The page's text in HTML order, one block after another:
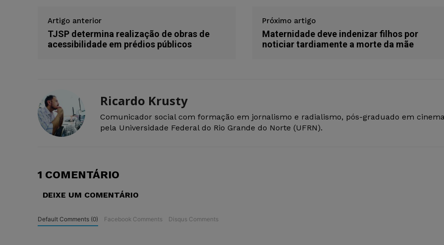
Artigo anterior
TJSP determina realização de obras de
acessibilidade em prédios públicos
Próximo artigo
Maternidade deve indenizar filhos por
noticiar tardiamente a morte da mãe
Ricardo Krusty
Comunicador social com formação em jornalismo e radialismo, pós-graduado em
pela Universidade Federal do Rio Grande do Norte (UFRN).
1 COMENTÁRIO
DEIXE UM COMENTÁRIO
Default Comments (0) Facebook Comments Disqus Comments